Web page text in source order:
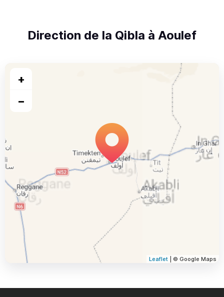
Direction de la Qibla à Aoulef
+
−
Leaflet | © Google Maps